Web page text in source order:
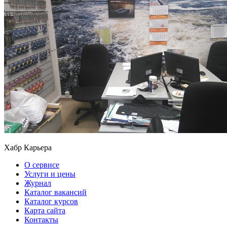
Хабр Карьера
О сервисе
Услуги и цены
Журнал
Каталог вакансий
Каталог курсов
Карта сайта
Контакты